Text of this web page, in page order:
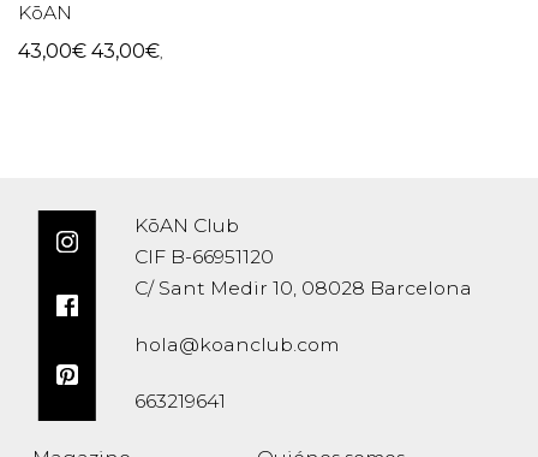
KōAN
43,00€ 43,00€,
KōAN Club
CIF B-66951120
C/ Sant Medir 10, 08028 Barcelona
hola@koanclub.com
663219641